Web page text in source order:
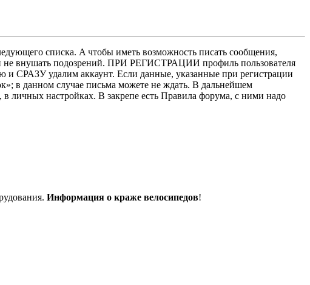
списка. A чтобы иметь возможность писать сообщения,
не внушать подозрений. ПРИ РЕГИСТРАЦИИ профиль пользователя
СРАЗУ удалим аккаунт. Если данные, указанные при регистрации
в данном случае письма можете не ждать. В дальнейшем
личных настройках. В закрепе есть Правила форума, с ними надо
Информация о краже велосипедов!